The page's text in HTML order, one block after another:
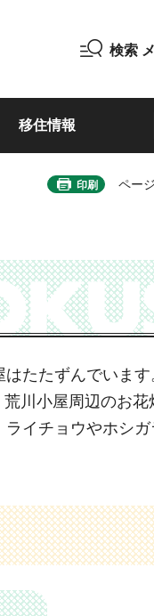
検索
移住情報
印刷 ペー
たたずんでいます
川小屋周辺のお
イチョウやホシ